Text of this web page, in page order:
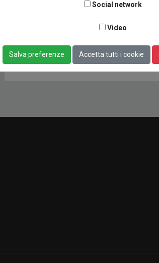
Social network
Video
Salva preferenze Accetta tutti i cookie